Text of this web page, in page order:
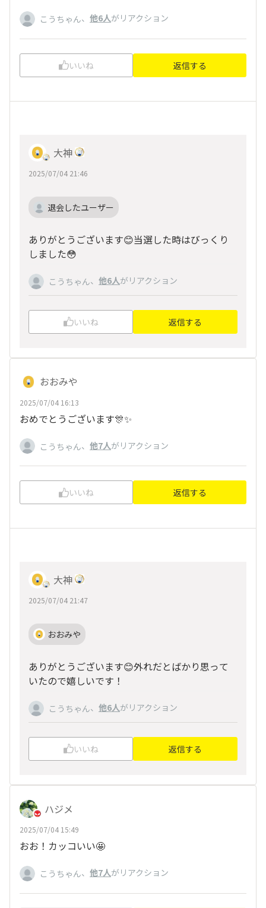
こうちゃん、 他6人がリアクション
いいね 返信する
大神
2025/07/04 21:46
退会したユーザー
ありがとうございます😊当選した時はびっくり
しました😳
こうちゃん、 他6人がリアクション
いいね 返信する
おおみや
2025/07/04 16:13
おめでとうございます🎊✨
こうちゃん、 他7人がリアクション
いいね 返信する
大神
2025/07/04 21:47
おおみや
ありがとうございます😊外れだとばかり思って
いたので嬉しいです！
こうちゃん、 他6人がリアクション
いいね 返信する
ハジメ
2025/07/04 15:49
おお！カッコいい🤩
こうちゃん、 他7人がリアクション